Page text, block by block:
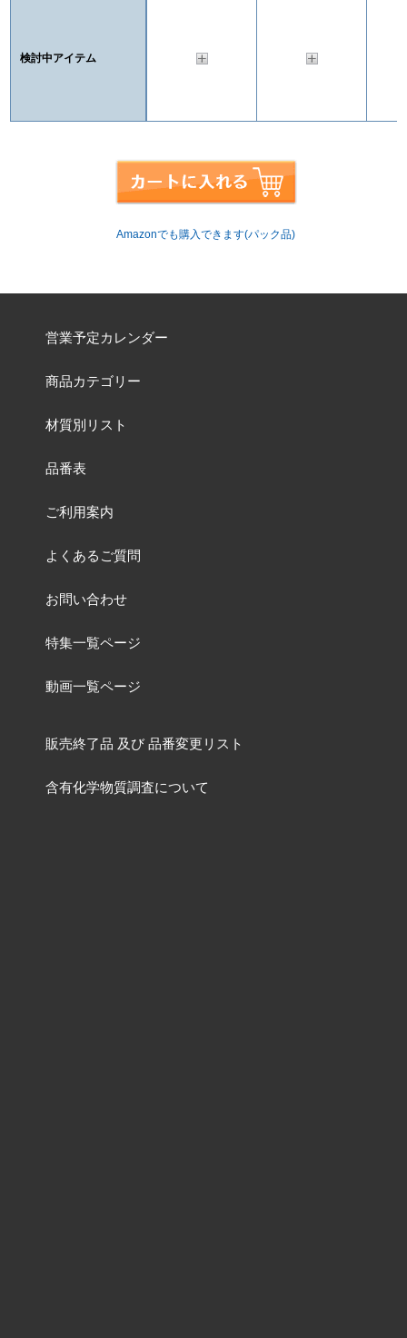
検討中アイテム
Amazonでも購入できます(パック品)
営業予定カレンダー
商品カテゴリー
材質別リスト
品番表
ご利用案内
よくあるご質問
お問い合わせ
特集一覧ページ
動画一覧ページ
販売終了品 及び 品番変更リスト
含有化学物質調査について